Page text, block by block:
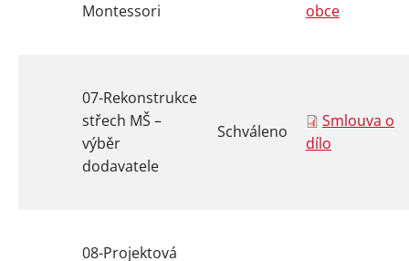
Montessori
obce
07-Rekonstrukce
střech MŠ –
výběr
dodavatele
Schváleno
Smlouva o
dílo
08-Projektová